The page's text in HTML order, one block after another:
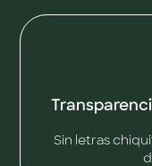
Sin letras